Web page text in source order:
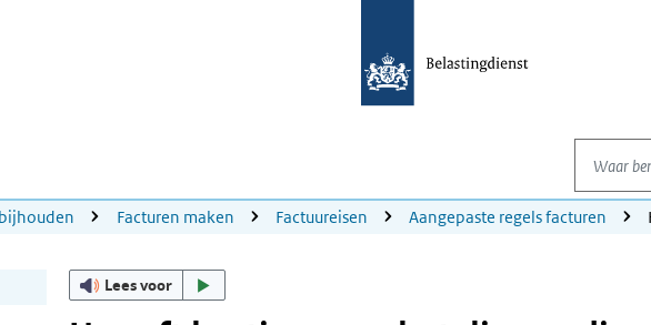
Waar
Facturen maken Factuureisen Aangepaste regels facturen
Lees voor